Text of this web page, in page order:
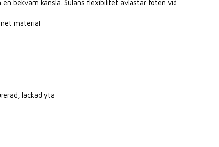
en bekväm känsla. Sulans flexibilitet avlastar foten vid
material
lackad yta